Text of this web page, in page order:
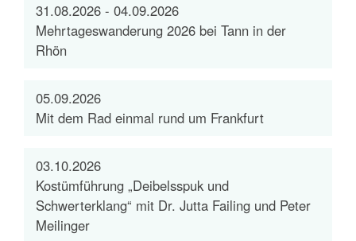
31.08.2026 - 04.09.2026
Mehrtageswanderung 2026 bei Tann in der
Rhön
05.09.2026
Mit dem Rad einmal rund um Frankfurt
03.10.2026
Kostümführung „Deibelsspuk und
Schwerterklang“ mit Dr. Jutta Failing und Peter
Meilinger